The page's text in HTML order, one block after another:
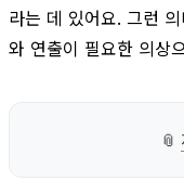
라는 데 있어요. 그런
와 연출이 필요한 의상
📎